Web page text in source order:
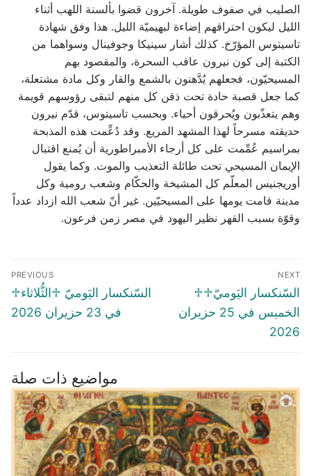
الصليب في صفوف طويلة. آخرون قضوا بألسنة اللهب أثناء
الليل ليكون احتراقهم إضاءة لبهيميّة الليل. هذا وفق شهادة
تاسيتوس المؤرّخ. كذلك أشار سينيكا وجوفينال وسواهما من
الكتبة إلى كون نيرون عاقب السحرة، والمقصود بهم
المسيحيّون، فجعلهم يُدَّهنون بالشمع والقار وكل مادة مشتعلة،
كما جعل قصبة حادة تحت ذقن كل منهم لتبقى رؤوسهم قويمة
وهم يتعذّبون ويُحرقون أحياء. وبحسب تاسيتوس، قدّم نيرون
حديقته مسرحاً لهذا المشهد المريع. وقد دُعِّمت هذه المذبحة
بمراسيم عُمِّمت على كل أرجاء الأمبراطورية أن يُمنع اقتبال
الإيمان المسيحي تحت طائلة التعذيب والموت. وكما يقول
أوريجنيس المعلّم كل المشيخة والحكّام وشعب رومية وكل
مدينة قامت يومها على المسيحيّين. غير أنّ شعب الله ازداد عدداً
وقوّة بسبب القهر نظير اليهود في مصر زمن فرعون.
Post
navigation
PREVIOUS
Previous
post:
♱السّنكسار اليَوميّ ♱الثُّلاثاء
في 23 حزيران 2026
NEXT
Next
post:
♱السّنكسار اليَوميّ♱
الخميس في 25 حزيران
2026
مواضيع ذات صلة